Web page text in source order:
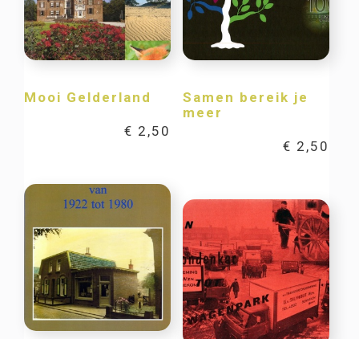
Mooi Gelderland
€ 2,50
Samen bereik je
meer
€ 2,50